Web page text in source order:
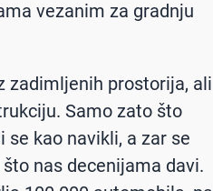
vezanim za gradnju
zadimljenih prostorija, ali
Samo zato što
se kao navikli, a zar se
nas decenijama davi.